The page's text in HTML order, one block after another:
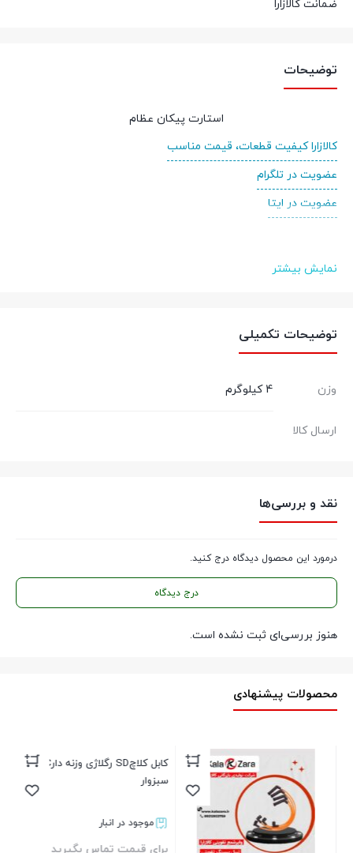
ضمانت کالازارا
توضیحات
استارت پیکان عظام
کالازارا کیفیت قطعات، قیمت مناسب
عضویت در تلگرام
عضویت در ایتا
نمایش بیشتر
توضیحات تکمیلی
وزن 4 کیلوگرم
ارسال کالا
نقد و بررسی‌ها
درمورد این محصول دیدگاه درج کنید.
درج دیدگاه
هنوز بررسی‌ای ثبت نشده است.
محصولات پیشنهادی